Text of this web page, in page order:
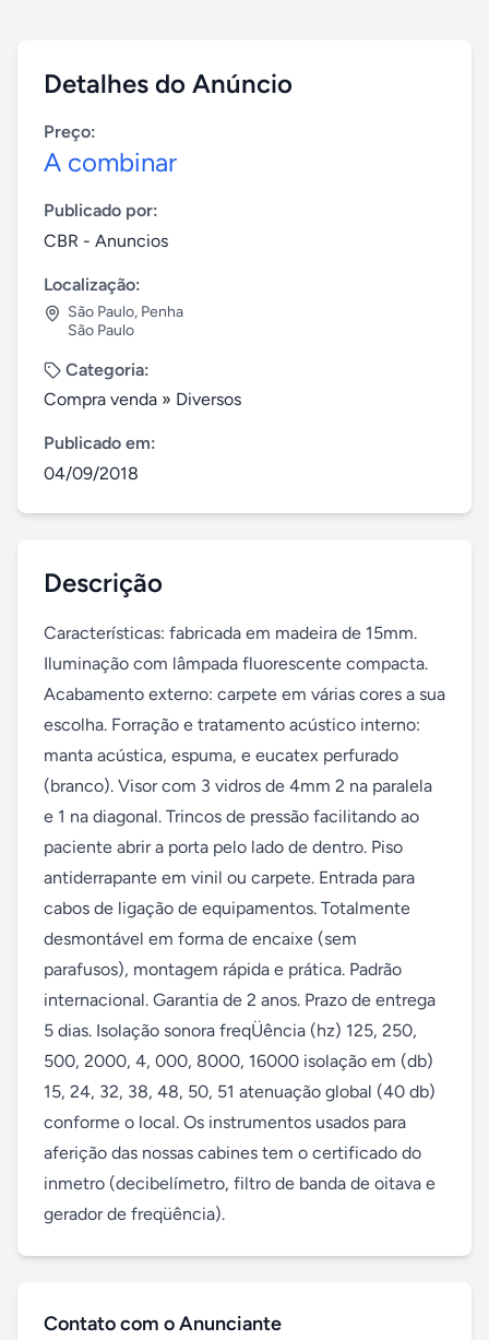
Detalhes do Anúncio
Preço:
A combinar
Publicado por:
CBR - Anuncios
Localização:
São Paulo, Penha
São Paulo
Categoria:
Compra venda » Diversos
Publicado em:
04/09/2018
Descrição
Características: fabricada em madeira de 15mm.
Iluminação com lâmpada fluorescente compacta.
Acabamento externo: carpete em várias cores a sua
escolha. Forração e tratamento acústico interno:
manta acústica, espuma, e eucatex perfurado
(branco). Visor com 3 vidros de 4mm 2 na paralela
e 1 na diagonal. Trincos de pressão facilitando ao
paciente abrir a porta pelo lado de dentro. Piso
antiderrapante em vinil ou carpete. Entrada para
cabos de ligação de equipamentos. Totalmente
desmontável em forma de encaixe (sem
parafusos), montagem rápida e prática. Padrão
internacional. Garantia de 2 anos. Prazo de entrega
5 dias. Isolação sonora freqÜência (hz) 125, 250,
500, 2000, 4, 000, 8000, 16000 isolação em (db)
15, 24, 32, 38, 48, 50, 51 atenuação global (40 db)
conforme o local. Os instrumentos usados para
aferição das nossas cabines tem o certificado do
inmetro (decibelímetro, filtro de banda de oitava e
gerador de freqüência).
Contato com o Anunciante